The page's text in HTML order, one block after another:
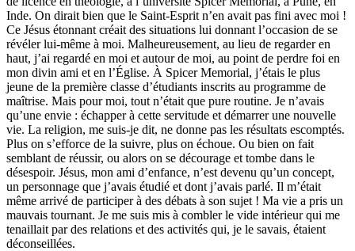
Inde. On dirait bien que le Saint-Esprit n’en avait pas fini avec moi !
Ce Jésus étonnant créait des situations lui donnant l’occasion de se
révéler lui-même à moi. Malheureusement, au lieu de regarder en
haut, j’ai regardé en moi et autour de moi, au point de perdre foi en
mon divin ami et en l’Église. À Spicer Memorial, j’étais le plus
jeune de la première classe d’étudiants inscrits au programme de
maîtrise. Mais pour moi, tout n’était que pure routine. Je n’avais
qu’une envie : échapper à cette servitude et démarrer une nouvelle
vie. La religion, me suis-je dit, ne donne pas les résultats escomptés.
Plus on s’efforce de la suivre, plus on échoue. Ou bien on fait
semblant de réussir, ou alors on se décourage et tombe dans le
désespoir. Jésus, mon ami d’enfance, n’est devenu qu’un concept,
un personnage que j’avais étudié et dont j’avais parlé. Il m’était
même arrivé de participer à des débats à son sujet ! Ma vie a pris un
mauvais tournant. Je me suis mis à combler le vide intérieur qui me
tenaillait par des relations et des activités qui, je le savais, étaient
déconseillées.